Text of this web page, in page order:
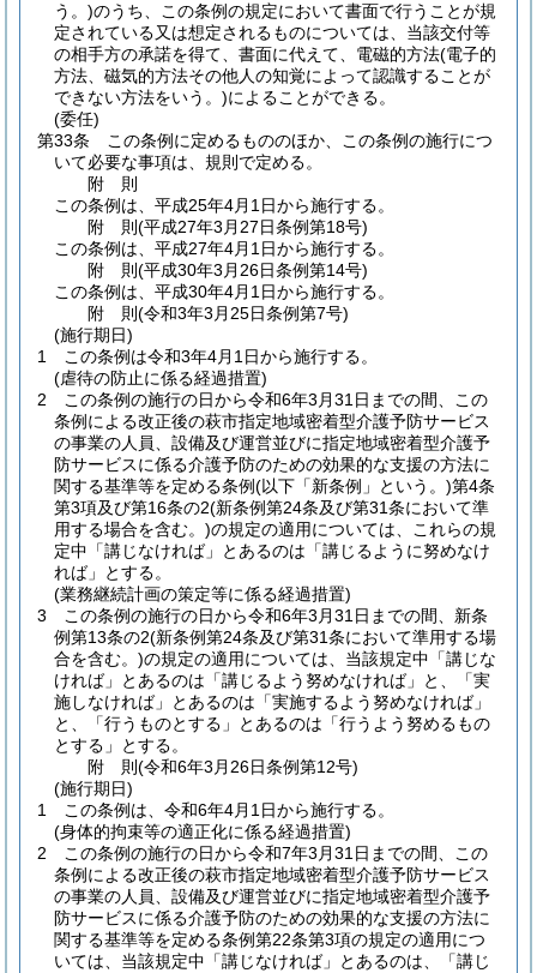
う。)のうち、この条例の規定において書面で行うことが規
定されている又は想定されるものについては、当該交付等
の相手方の承諾を得て、書面に代えて、電磁的方法(電子的
方法、磁気的方法その他人の知覚によって認識することが
できない方法をいう。)によることができる。
(委任)
第33条
この条例に定めるもののほか、この条例の施行につ
いて必要な事項は、規則で定める。
附 則
この条例は、平成25年4月1日から施行する。
附 則(平成27年3月27日条例第18号)
この条例は、平成27年4月1日から施行する。
附 則(平成30年3月26日条例第14号)
この条例は、平成30年4月1日から施行する。
附 則(令和3年3月25日条例第7号)
(施行期日)
1
この条例は令和3年4月1日から施行する。
(虐待の防止に係る経過措置)
2
この条例の施行の日から令和6年3月31日までの間、この
条例による改正後の萩市指定地域密着型介護予防サービス
の事業の人員、設備及び運営並びに指定地域密着型介護予
防サービスに係る介護予防のための効果的な支援の方法に
関する基準等を定める条例(以下「新条例」という。)第4条
第3項及び第16条の2(新条例第24条及び第31条において準
用する場合を含む。)の規定の適用については、これらの規
定中「講じなければ」とあるのは「講じるように努めなけ
れば」とする。
(業務継続計画の策定等に係る経過措置)
3
この条例の施行の日から令和6年3月31日までの間、新条
例第13条の2(新条例第24条及び第31条において準用する場
合を含む。)の規定の適用については、当該規定中「講じな
ければ」とあるのは「講じるよう努めなければ」と、「実
施しなければ」とあるのは「実施するよう努めなければ」
と、「行うものとする」とあるのは「行うよう努めるもの
とする」とする。
附 則(令和6年3月26日条例第12号)
(施行期日)
1
この条例は、令和6年4月1日から施行する。
(身体的拘束等の適正化に係る経過措置)
2
この条例の施行の日から令和7年3月31日までの間、この
条例による改正後の萩市指定地域密着型介護予防サービス
の事業の人員、設備及び運営並びに指定地域密着型介護予
防サービスに係る介護予防のための効果的な支援の方法に
関する基準等を定める条例第22条第3項の規定の適用につ
いては、当該規定中「講じなければ」とあるのは、「講じ